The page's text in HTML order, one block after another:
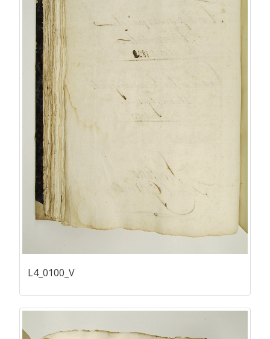
L4_0100_V